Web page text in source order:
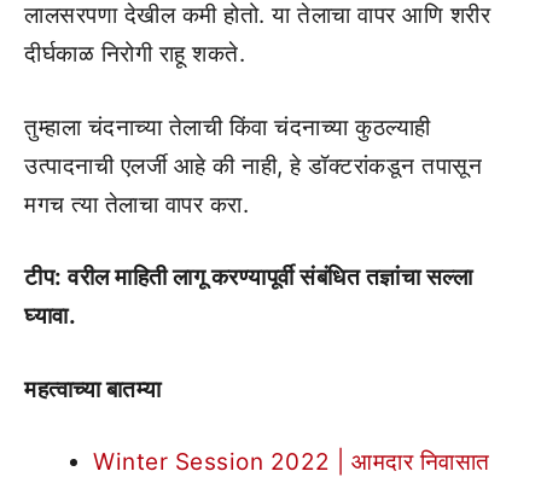
लालसरपणा देखील कमी होतो. या तेलाचा वापर आणि शरीर
दीर्घकाळ निरोगी राहू शकते.
तुम्हाला चंदनाच्या तेलाची किंवा चंदनाच्या कुठल्याही
उत्पादनाची एलर्जी आहे की नाही, हे डॉक्टरांकडून तपासून
मगच त्या तेलाचा वापर करा.
टीप: वरील माहिती लागू करण्यापूर्वी संबंधित तज्ञांचा सल्ला
घ्यावा.
महत्वाच्या बातम्या
Winter Session 2022 | आमदार निवासात